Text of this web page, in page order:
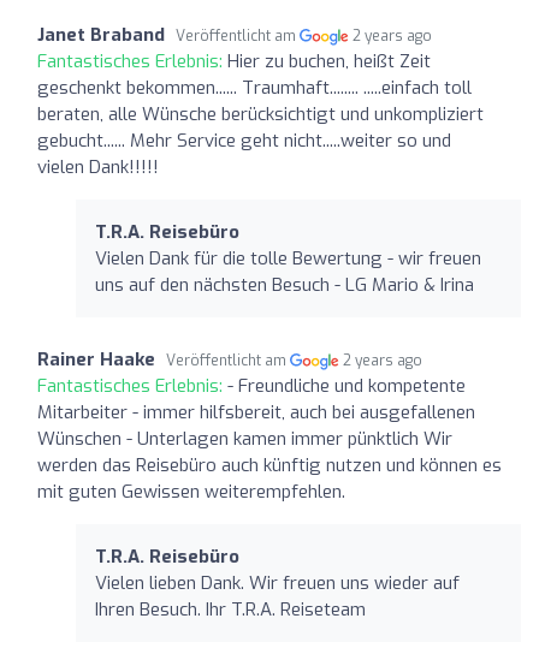
Janet Braband Veröffentlicht am 2 years ago
Fantastisches Erlebnis: Hier zu buchen, heißt Zeit
geschenkt bekommen...... Traumhaft........ .....einfach toll
beraten, alle Wünsche berücksichtigt und unkompliziert
gebucht...... Mehr Service geht nicht.....weiter so und
vielen Dank!!!!!
T.R.A. Reisebüro
Vielen Dank für die tolle Bewertung - wir freuen
uns auf den nächsten Besuch - LG Mario & Irina
Rainer Haake Veröffentlicht am 2 years ago
Fantastisches Erlebnis: - Freundliche und kompetente
Mitarbeiter - immer hilfsbereit, auch bei ausgefallenen
Wünschen - Unterlagen kamen immer pünktlich Wir
werden das Reisebüro auch künftig nutzen und können es
mit guten Gewissen weiterempfehlen.
T.R.A. Reisebüro
Vielen lieben Dank. Wir freuen uns wieder auf
Ihren Besuch. Ihr T.R.A. Reiseteam